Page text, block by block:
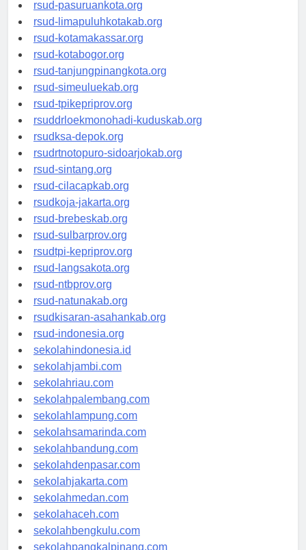
rsud-pasuruankota.org
rsud-limapuluhkotakab.org
rsud-kotamakassar.org
rsud-kotabogor.org
rsud-tanjungpinangkota.org
rsud-simeuluekab.org
rsud-tpikepriprov.org
rsuddrloekmonohadi-kuduskab.org
rsudksa-depok.org
rsudrtnotopuro-sidoarjokab.org
rsud-sintang.org
rsud-cilacapkab.org
rsudkoja-jakarta.org
rsud-brebeskab.org
rsud-sulbarprov.org
rsudtpi-kepriprov.org
rsud-langsakota.org
rsud-ntbprov.org
rsud-natunakab.org
rsudkisaran-asahankab.org
rsud-indonesia.org
sekolahindonesia.id
sekolahjambi.com
sekolahriau.com
sekolahpalembang.com
sekolahlampung.com
sekolahsamarinda.com
sekolahbandung.com
sekolahdenpasar.com
sekolahjakarta.com
sekolahmedan.com
sekolahaceh.com
sekolahbengkulu.com